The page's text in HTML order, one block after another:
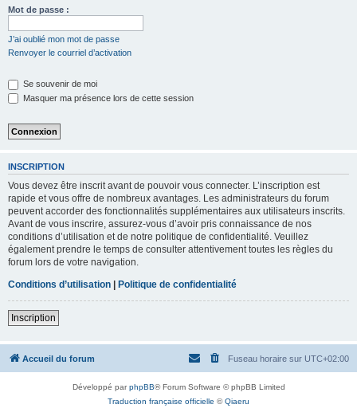
Mot de passe :
J’ai oublié mon mot de passe
Renvoyer le courriel d’activation
Se souvenir de moi
Masquer ma présence lors de cette session
INSCRIPTION
Vous devez être inscrit avant de pouvoir vous connecter. L’inscription est
rapide et vous offre de nombreux avantages. Les administrateurs du forum
peuvent accorder des fonctionnalités supplémentaires aux utilisateurs inscrits.
Avant de vous inscrire, assurez-vous d’avoir pris connaissance de nos
conditions d’utilisation et de notre politique de confidentialité. Veuillez
également prendre le temps de consulter attentivement toutes les règles du
forum lors de votre navigation.
Conditions d’utilisation | Politique de confidentialité
Inscription
Accueil du forum Fuseau horaire sur UTC+02:00
Développé parphpBB® Forum Software © phpBB Limited
Traduction française officielle ©Qiaeru